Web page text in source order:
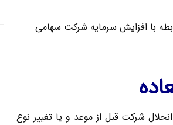
با افزایش سرمایه شرکت سهامی
شرکت قبل از موعد و یا تغییر نوع